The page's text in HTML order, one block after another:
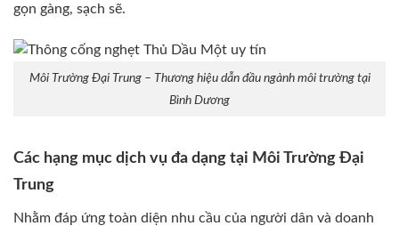
gọn gàng, sạch sẽ.
Môi Trường Đại Trung – Thương hiệu dẫn đầu ngành môi trường tại
Bình Dương
Các hạng mục dịch vụ đa dạng tại Môi Trường Đại
Trung
Nhằm đáp ứng toàn diện nhu cầu của người dân và doanh